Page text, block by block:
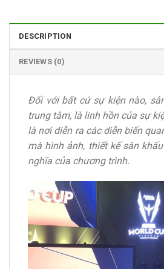
DESCRIPTION
REVIEWS (0)
Đối với bất cứ sự kiện nào,
trung tâm, là linh hồn của sự
là nơi diễn ra các diễn biến
mà hình ảnh, thiết kế sân
nghĩa của chương trình.